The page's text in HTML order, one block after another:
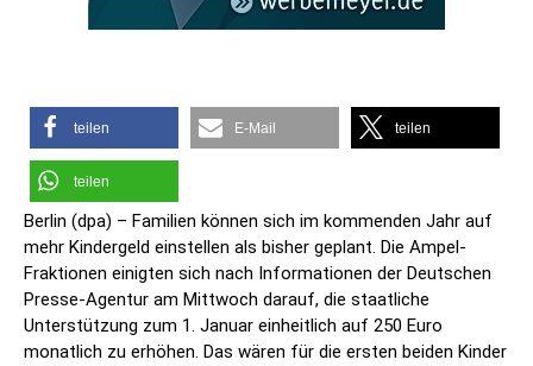
teilen E-Mail teilen
teilen
Berlin (dpa) – Familien können sich im kommenden Jahr auf
mehr Kindergeld einstellen als bisher geplant. Die Ampel-
Fraktionen einigten sich nach Informationen der Deutschen
Presse-Agentur am Mittwoch darauf, die staatliche
Unterstützung zum 1. Januar einheitlich auf 250 Euro
monatlich zu erhöhen. Das wären für die ersten beiden Kinder